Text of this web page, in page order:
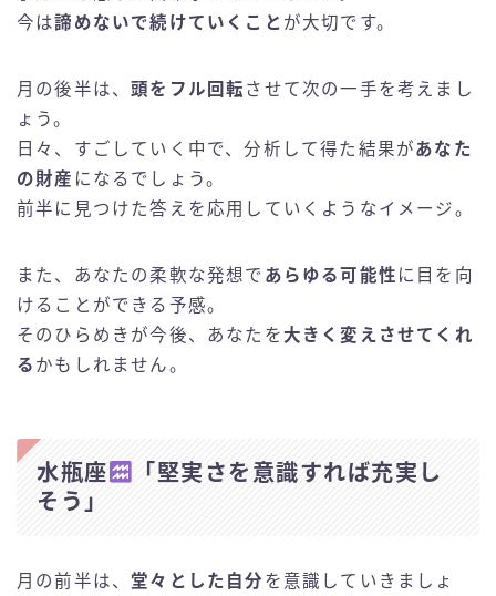
今は諦めないで続けていくこと が大切です。
月の後半は、頭をフル回転 させて次の一手を考えまし
ょう。
日々、すごしていく中で、分析して得た結果があなた
の財産 になるでしょう。
前半に見つけた答えを応用していくようなイメージ。
また、あなたの柔軟な発想で あらゆる可能性 に目を向
けることができる予感。
そのひらめきが今後、あなたを大きく変えさせてくれ
る かもしれません。
水瓶座
「堅実さを意識すれば充実し
そう」
月の前半は、 堂々とした自分 を意識していきましょ